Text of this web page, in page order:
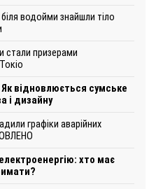
водойми знайшли тіло
стали призерами
відновлюється сумське
і дизайну
графіки аварійних
хто має